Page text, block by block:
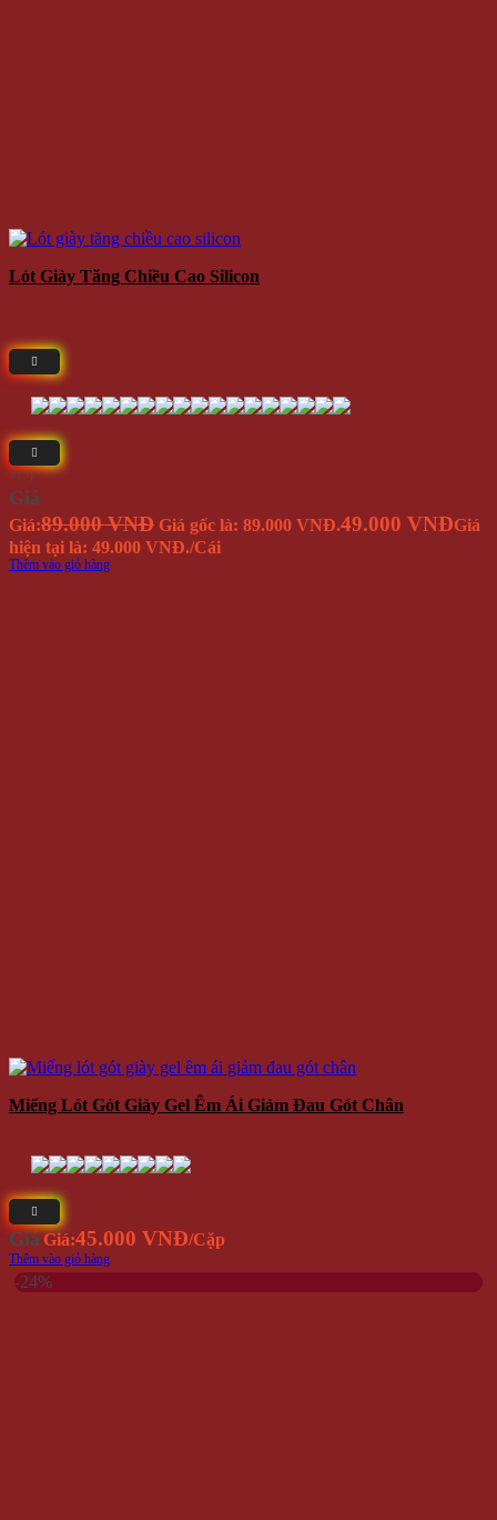
Lót Giày Tăng Chiều Cao Silicon
⭐(5)
Giá
Giá:89.000 VNĐ Giá gốc là: 89.000 VNĐ.49.000 VNĐGiá
hiện tại là: 49.000 VNĐ./Cái
Thêm vào giỏ hàng
Miếng Lót Gót Giày Gel Êm Ái Giảm Đau Gót Chân
Giá Giá:45.000 VNĐ/Cặp
Thêm vào giỏ hàng
-24%